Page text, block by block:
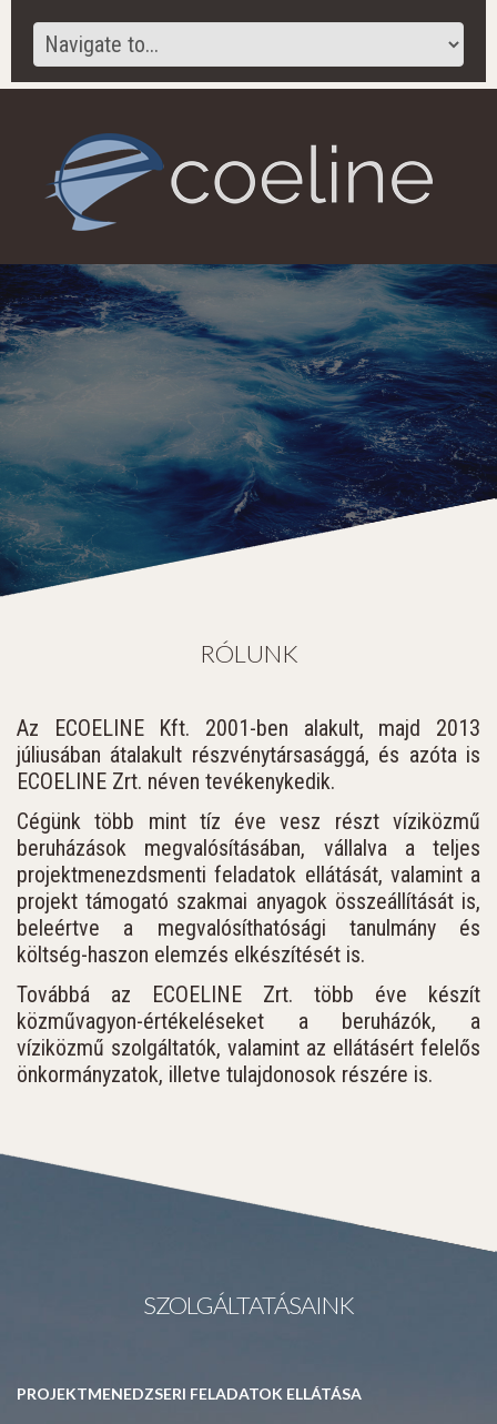
RÓLUNK
Az ECOELINE Kft. 2001-ben alakult, majd 2013
júliusában átalakult részvénytársasággá, és azóta is
ECOELINE Zrt. néven tevékenykedik.
Cégünk több mint tíz éve vesz részt víziközmű
beruházások megvalósításában, vállalva a teljes
projektmenezdsmenti feladatok ellátását, valamint a
projekt támogató szakmai anyagok összeállítását is,
beleértve a megvalósíthatósági tanulmány és
költség-haszon elemzés elkészítését is.
Továbbá az ECOELINE Zrt. több éve készít
közművagyon-értékeléseket a beruházók, a
víziközmű szolgáltatók, valamint az ellátásért felelős
önkormányzatok, illetve tulajdonosok részére is.
SZOLGÁLTATÁSAINK
PROJEKTMENEDZSERI FELADATOK ELLÁTÁSA